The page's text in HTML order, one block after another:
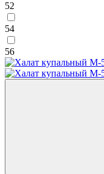
52
54
56